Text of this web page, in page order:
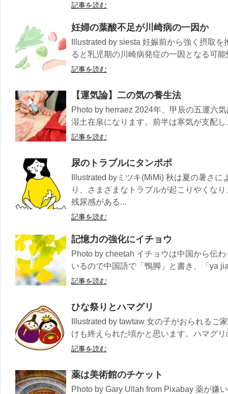
記事を読む
妊婦の葉酸不足が川崎病の一因か
Illustrated by siesta 妊娠前から強く摂取
ると乳児期の川崎病発症の一因となる可
記事を読む
【運気論】二の気の養生法
Photo by herraez 2024年、甲辰の五運六
湿土在泉になります。前半は寒気が支配
記事を読む
尿のトラブルにタンポポ
Illustrated byミツキ(MiMi) 秋は夏の暑さ
り、さまざまなトラブルが起こりやくな
残尿感がある...
記事を読む
記憶力の強化にイチョウ
Photo by cheetah イチョウは中国から伝
いるので中国語で「鴨脚」と書き、「ya
記事を読む
ひな祭りとハマグリ
Illustrated by tawtaw 女の子がおられるご
けも終えられた頃かと思います。ハマグ
記事を読む
薬は美術館のチケット
Photo by Gary Ullah from Pixabay 薬が嫌